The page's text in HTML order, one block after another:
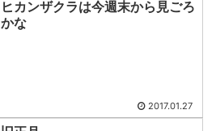
ヒカンザクラは今週末から見ごろ
かな
2017.01.27